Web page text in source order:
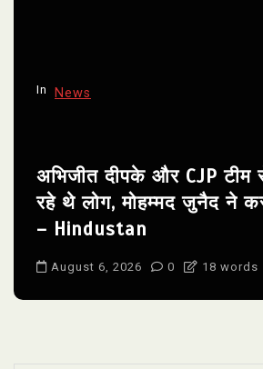
In News
अभिजीत दीपके और CJP टीम
रहे थे लोग, मोहम्मद जुनैद ने
– Hindustan
August 6, 2026 0 18 words